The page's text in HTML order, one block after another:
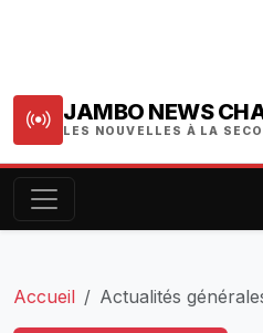
JAMBO NEWS
LES NOUVELLES À LA
Accueil Actualités